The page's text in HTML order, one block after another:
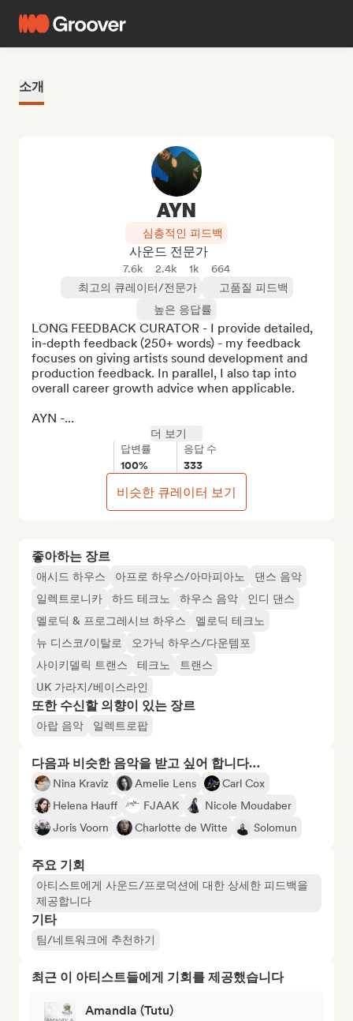
소개
좋아하는 장르
애시드 하우스 아프로 하우스/아마피아노
댄스 음악
일렉트로니카
하드 테크노 하우스 음악
인디 댄스
멜로딕 & 프로그레시브 하우스
멜로딕 테크노
뉴 디스코/이탈로
오가닉 하우스/다운템포
사이키델릭 트랜스
테크노
트랜스
UK 가라지/베이스라인
또한 수신할 의향이 있는 장르
아랍 음악 일렉트로팝
다음과 비슷한 음악을 받고 싶어 합니다…
Nina Kraviz Amelie Lens
Carl Cox
Helena Hauff
FJAAK
Nicole Moudaber
Joris Voorn
Charlotte de Witte Solomun
주요 기회
아티스트에게 사운드/프로덕션에 대한 상세한 피드백을
제공합니다
기타
팀/네트워크에 추천하기
최근 이 아티스트들에게 기회를 제공했습니다
Amandla (Tutu)
AYN
심층적인 피드백
사운드 전문가
7.6k 2.4k 1k
664
최고의 큐레이터/전문가
고품질 피드백
높은 응답률
LONG FEEDBACK CURATOR - I provide detailed,
in-depth feedback (250+ words) - my feedback
focuses on giving artists sound development and
production feedback. In parallel, I also tap into
overall career growth advice when applicable.
AYN -...
더 보기
답변률
100%
응답 수
333
비슷한 큐레이터 보기